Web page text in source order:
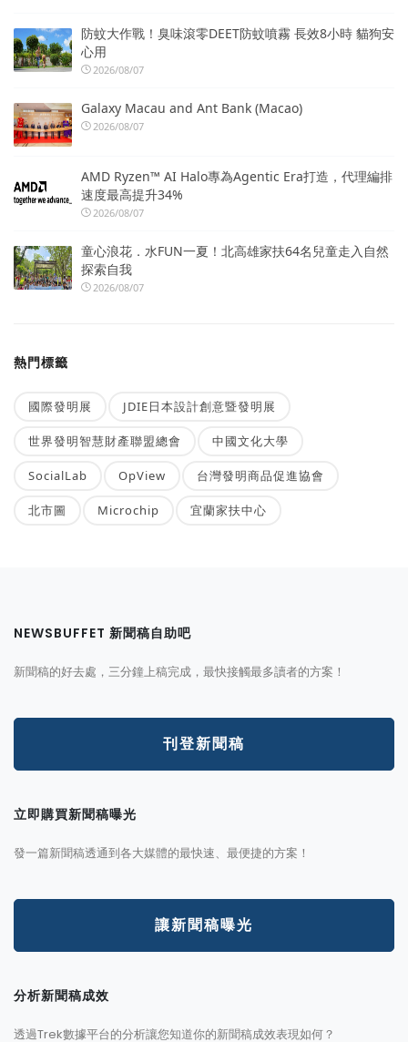
防蚊大作戰！臭味滾零DEET防蚊噴霧 長效8小時 貓狗安
心用
2026/08/07
Galaxy Macau and Ant Bank (Macao)
2026/08/07
AMD Ryzen™ AI Halo專為Agentic Era打造，代理編排
速度最高提升34%
2026/08/07
童心浪花．水FUN一夏！北高雄家扶64名兒童走入自然
探索自我
2026/08/07
熱門標籤
國際發明展 JDIE日本設計創意暨發明展
世界發明智慧財產聯盟總會 中國文化大學
SocialLab OpView 台灣發明商品促進協會
北市圖 Microchip 宜蘭家扶中心
NEWSBUFFET 新聞稿自助吧
新聞稿的好去處，三分鐘上稿完成，最快接觸最多讀者的方案！
刊登新聞稿
立即購買新聞稿曝光
發一篇新聞稿透通到各大媒體的最快速、最便捷的方案！
讓新聞稿曝光
分析新聞稿成效
透過Trek數據平台的分析讓您知道你的新聞稿成效表現如何？